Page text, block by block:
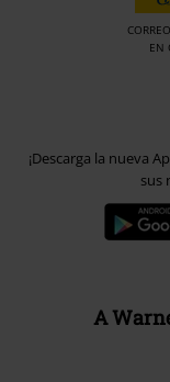
EN
¡Descarga la nueva
sus
A